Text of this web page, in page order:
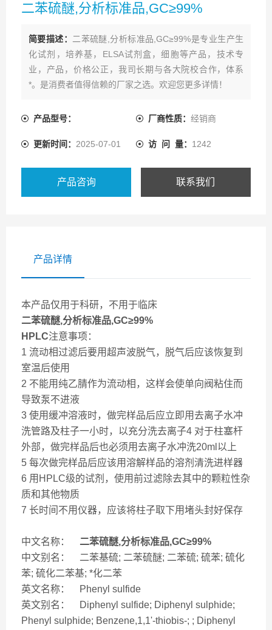
二苯硫醚,分析标准品,GC≥99%
简要描述：
二苯硫醚,分析标准品,GC≥99%是专业生产生
化试剂，培养基，ELSA试剂盒，细胞等产品，技术专
业，产品，价格公正，我司长期与各大院校合作，体系
*。是消费者值得信赖的厂家之选。欢迎您更多详情！
产品型号： 厂商性质： 经销商
更新时间： 2025-07-01 访 问 量： 1242
产品咨询 联系我们
产品详情
本产品仅用于科研，不用于临床
二苯硫醚,分析标准品,GC≥99%
HPLC注意事项：
1 流动相过滤后要用超声波脱气，脱气后应该恢复到
室温后使用
2 不能用纯乙腈作为流动相，这样会使单向阀粘住而
导致泵不进液
3 使用缓冲溶液时，做完样品后应立即用去离子水冲
洗管路及柱子一小时，以充分洗去离子4 对于柱塞杆
外部，做完样品后也必须用去离子水冲洗20ml以上
5 每次做完样品后应该用溶解样品的溶剂清洗进样器
6 用HPLC级的试剂，使用前过滤除去其中的颗粒性杂
质和其他物质
7 长时间不用仪器，应该将柱子取下用堵头封好保存
中文名称： 二苯硫醚,分析标准品,GC≥99%
中文别名： 二苯基硫; 二苯硫醚; 二苯硫; 硫苯; 硫化
苯; 硫化二苯基; *化二苯
英文名称： Phenyl sulfide
英文别名： Diphenyl sulfide; Diphenyl sulphide;
Phenyl sulphide; Benzene,1,1'-thiobis-; ; Diphenyl